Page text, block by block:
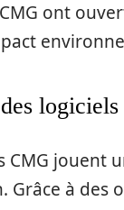
ont
CMG jouent
Grâce à des